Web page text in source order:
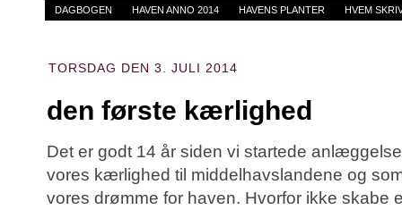
DAGBOGEN HAVEN ANNO 2014 HAVENS PLANTER HVEM
TORSDAG DEN 3. JULI 2014
den første kærlighed
Det er godt 14 år siden vi startede
vores kærlighed til middelhavslandene og
vores drømme for haven. Hvorfor ikke skabe